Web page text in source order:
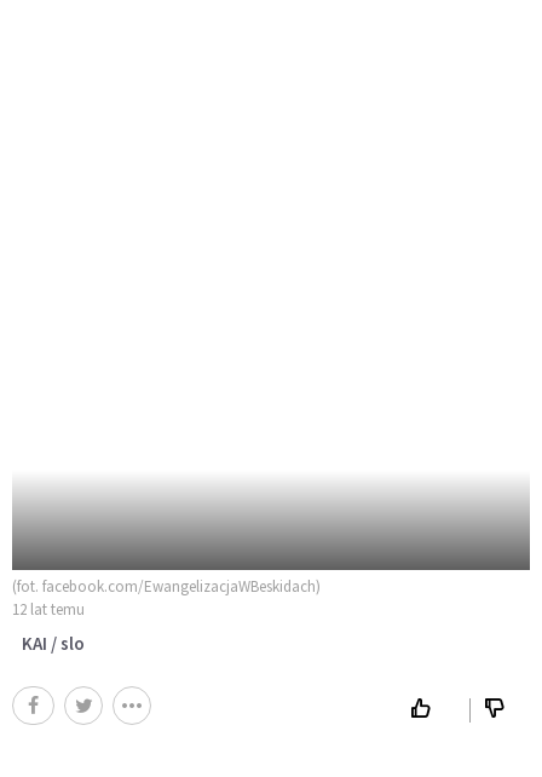
(fot. facebook.com/EwangelizacjaWBeskidach)
12 lat temu
KAI / slo